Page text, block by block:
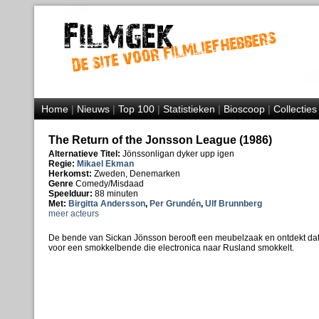
Home|Nieuws|Top 100|Statistieken|Bioscoop|Collecties
The Return of the Jonsson League (1986)
Alternatieve Titel: Jönssonligan dyker upp igen
Regie: Mikael Ekman
Herkomst: Zweden, Denemarken
Genre Comedy/Misdaad
Speelduur: 88 minuten
Met: Birgitta Andersson, Per Grundén, Ulf Brunnberg
meer acteurs
De bende van Sickan Jönsson berooft een meubelzaak en ontdekt
voor een smokkelbende die electronica naar Rusland smokkelt.